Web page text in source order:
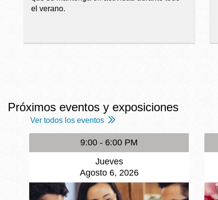
el verano.
Próximos eventos y exposiciones
Ver todos los eventos
9:00 - 6:00 PM
Jueves
Agosto 6, 2026